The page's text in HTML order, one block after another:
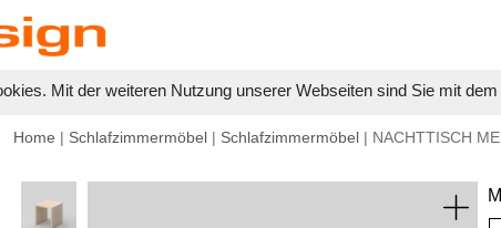
Mit der weiteren Nutzung unserer Webseiten sind Sie mit
Home | Schlafzimmermöbel | Schlafzimmermöbel | NACHTTISCH